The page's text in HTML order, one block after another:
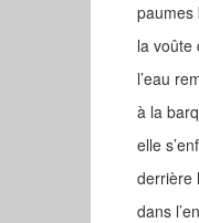
paumes
la voûte
l’eau
à la
elle
derrière
dans